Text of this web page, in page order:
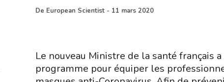
De European Scientist - 11 mars 2020
Le nouveau Ministre de la santé français
programme pour équiper les